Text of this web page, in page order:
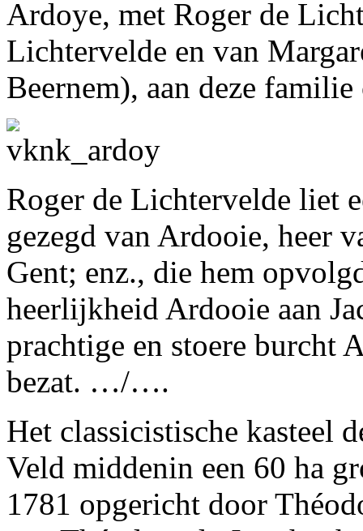
Ardoye, met Roger de
Lichtervelde en van
Beernem), aan deze
Roger de Lichtervelde liet
gezegd van Ardooie, heer
Gent; enz., die hem
heerlijkheid Ardooie aan
prachtige en stoere burcht
bezat. …/….
Het classicistische kasteel
Veld middenin een 60 ha
1781 opgericht door